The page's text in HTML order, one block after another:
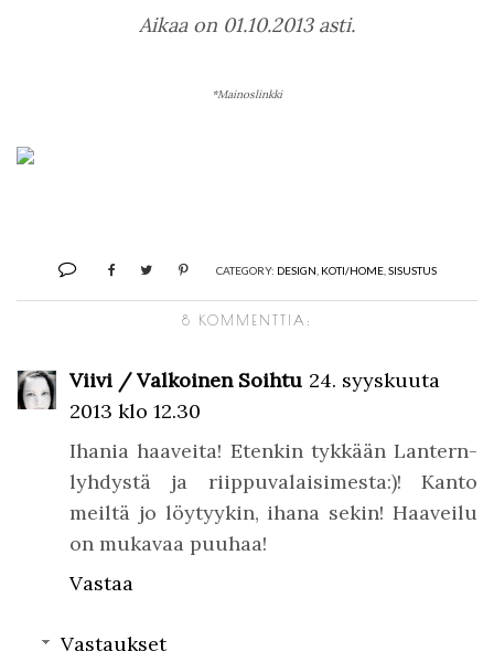
Aikaa on 01.10.2013 asti.
*Mainoslinkki
CATEGORY: DESIGN KOTI/HOME, SISUSTUS
8 KOMMENTTIA:
Viivi / Valkoinen Soihtu 24. syyskuuta
2013 klo 12.30
Ihania haaveita! Etenkin tykkään Lantern-
lyhdystä ja riippuvalaisimesta:)! Kanto
meiltä jo löytyykin, ihana sekin! Haaveilu
on mukavaa puuhaa!
Vastaa
Vastaukset